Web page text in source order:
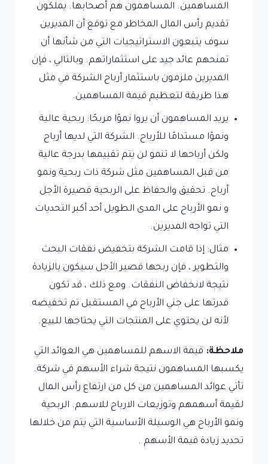
المساهمين. المساهمون هم أصحابها. يملكون
تقديم رأس المال المخاطر مع توقع أن المديرين
سوف يتبعون الاستراتيجيات التي من شأنها أن
تمنحهم عائد جيد على استثماراتهم. وبالتالي ، فإن
المديرين ملزمون باستثمار أرباح الشركة في مثل
هذا طريقة لتعظيم قيمة المساهمين.
يريد المساهمون أن يروا نموًا مربحًا: ربحية عالية
ونموًا مستدامًا للأرباح. الشركة التي لديها أرباح
ولكن أرباحها لا تنمو لن يتم تقييمها بدرجة عالية
من قبل المساهمين مثل شركة ذات ربحية ونمو
أرباح. تحقيق والحفاظ على الربحية قصيرة الأجل
و نمو الأرباح على المدى الطويل أحد أكبر التحديات
التي تواجه المديرين.
مثال: إذا قامت الشركة بتخفيض نفقات البحث
والتطوير ، فإن ربحها قصير الأجل سيكون بالزيادة
نتيجة لانخفاض النفقات. ومع ذلك ، قد تكون
قدرتها على جني الأرباح في المستقبل تم تخفيضه
لأنه لن يحتوي على المنتجات التي يحتاجها للبيع.
ملاحظة: قيمة الاسهم للمساهمين هي العوائد التي
يكسبها المساهمون نتيجة شراء الأسهم في شركة.
تأتي عوائد المساهمين من كل من ارتفاع رأس المال
لقيمة أسهمهم وتوزيعات الارباح للاسهم. الربحية
ونمو الأرباح هي الوسيلة الأساسية التي يتم من خلالها
تحديد زيادة قيمة الأسهم .